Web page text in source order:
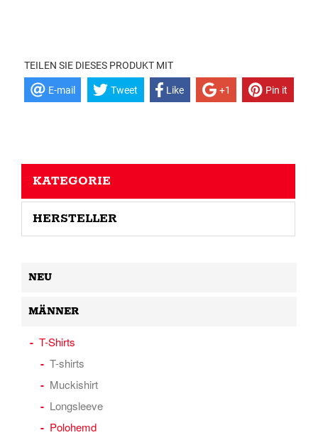
TEILEN SIE DIESES PRODUKT MIT
E-mail Tweet Like +1 Pin it
KATEGORIE
HERSTELLER
NEU
MÄNNER
T-Shirts
T-shirts
Muckishirt
Longsleeve
Polohemd